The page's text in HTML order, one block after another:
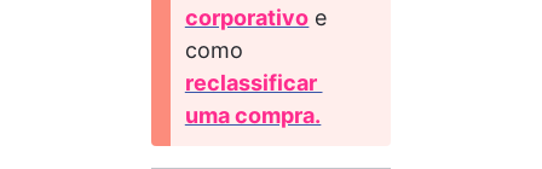
corporativo e
como
reclassificar
uma compra.